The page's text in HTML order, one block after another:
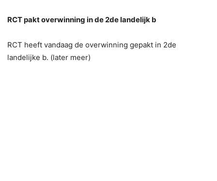
RCT pakt overwinning in de 2de landelijk b
RCT heeft vandaag de overwinning gepakt in 2de
landelijke b. (later meer)